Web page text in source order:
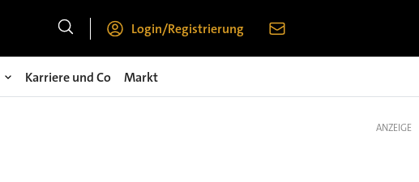
Login/Registrierung
Karriere und Co Markt
ANZEIGE